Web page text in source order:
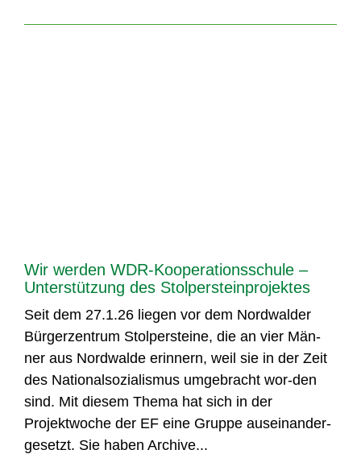
Wir werden WDR-Kooperationsschule –
Unterstützung des Stolpersteinprojektes
Seit dem 27.1.26 liegen vor dem Nordwalder
Bürgerzentrum Stolpersteine, die an vier Män-
ner aus Nordwalde erinnern, weil sie in der Zeit
des Nationalsozialismus umgebracht wor-den
sind. Mit diesem Thema hat sich in der
Projektwoche der EF eine Gruppe auseinander-
gesetzt. Sie haben Archive...